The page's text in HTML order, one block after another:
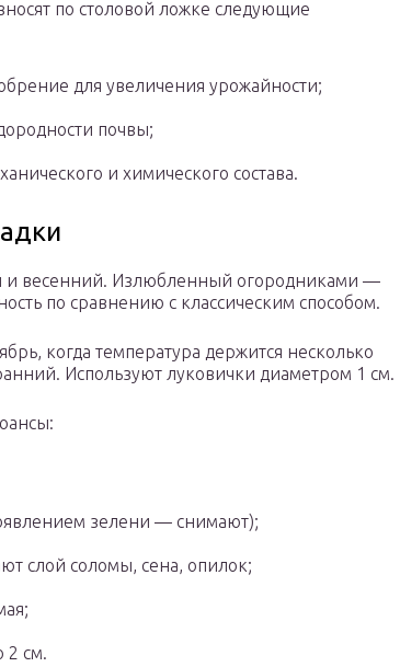
по столовой ложке следующие
для увеличения урожайности;
почвы;
и химического состава.
и весенний. Излюбленный огородниками —
по сравнению с классическим способом.
когда температура держится несколько
Используют луковички диаметром 1 см.
зелени — снимают);
слой соломы, сена, опилок;
2 см.